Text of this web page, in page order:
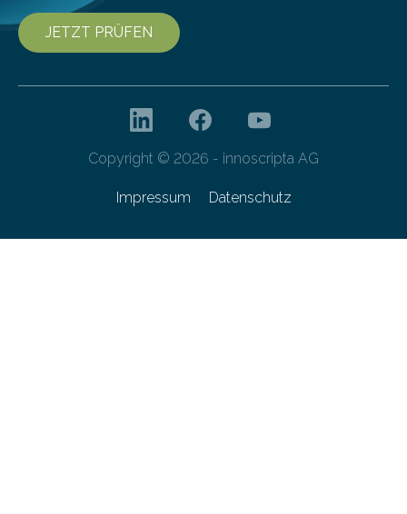
JETZT PRÜFEN
Copyright © 2026 - innoscripta AG
Impressum Datenschutz